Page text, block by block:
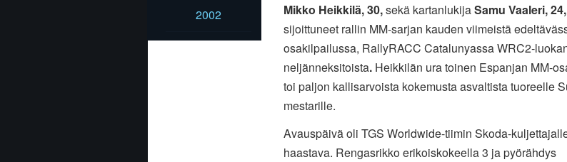
2002
Mikko Heikkilä, 30,sekä kartanlukijaSamu Vaaleri, 24,
sijoittuneet rallin MM-sarjan kauden viimeistä
osakilpailussa, RallyRACC Catalunyassa WRC2-
neljänneksitoista.Heikkilän ura toinen Espanjan MM-
toi paljon kallisarvoista kokemusta asvaltista tuoreelle
mestarille.
Avauspäivä oli TGS Worldwide-tiimin Skoda-
haastava. Rengasrikko erikoiskokeella 3 ja pyörähdys